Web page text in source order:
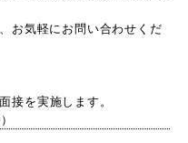
お気軽にお問い合わせくだ
接を実施します。